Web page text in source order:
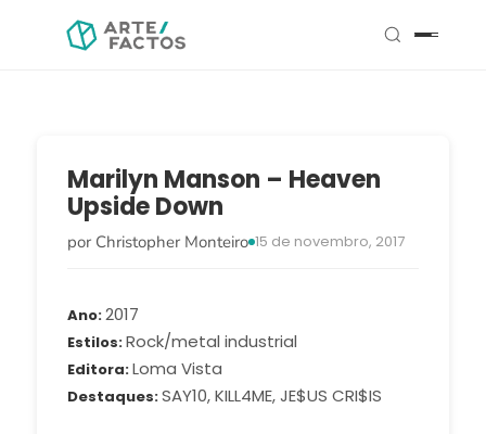
Marilyn Manson – Heaven
Upside Down
por Christopher Monteiro 15 de novembro, 2017
Ano 2017
Estilos Rock/metal industrial
Editora Loma Vista
Destaques SAY10, KILL4ME, JE$US CRI$IS